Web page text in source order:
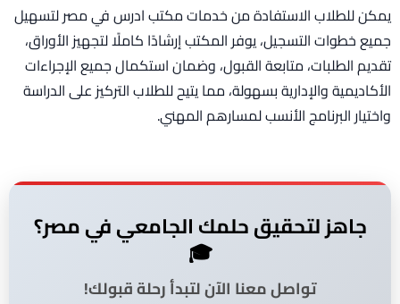
يمكن للطلاب الاستفادة من خدمات مكتب ادرس في مصر لتسهيل
جميع خطوات التسجيل، يوفر المكتب إرشادًا كاملًا لتجهيز الأوراق،
تقديم الطلبات، متابعة القبول، وضمان استكمال جميع الإجراءات
الأكاديمية والإدارية بسهولة، مما يتيح للطلاب التركيز على الدراسة
واختيار البرنامج الأنسب لمسارهم المهني.
جاهز لتحقيق حلمك الجامعي في مصر؟
🎓
تواصل معنا الآن لتبدأ رحلة قبولك!